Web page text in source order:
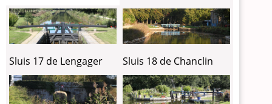
Sluis 17 de Lengager Sluis 18 de Chanclin